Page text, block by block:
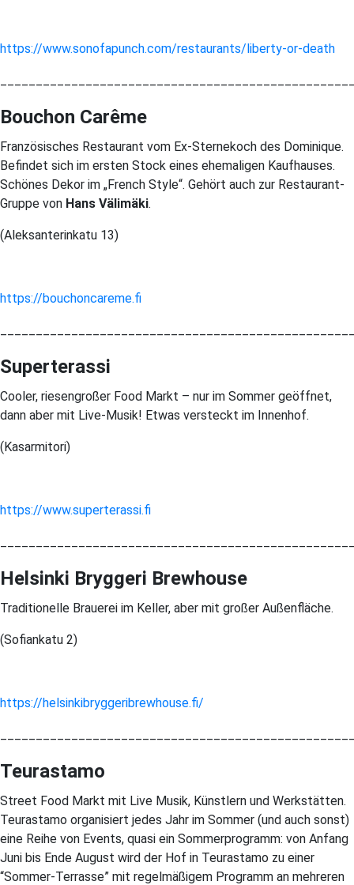
https://www.sonofapunch.com/restaurants/liberty-or-death
Bouchon Carême
Französisches Restaurant vom Ex-Sternekoch des Dominique.
Befindet sich im ersten Stock eines ehemaligen Kaufhauses.
Schönes Dekor im „French Style“. Gehört auch zur Restaurant-
Gruppe von Hans Välimäki.
(Aleksanterinkatu 13)
https://bouchoncareme.fi
Superterassi
Cooler, riesengroßer Food Markt – nur im Sommer geöffnet,
dann aber mit Live-Musik! Etwas versteckt im Innenhof.
(Kasarmitori)
https://www.superterassi.fi
Helsinki Bryggeri Brewhouse
Traditionelle Brauerei im Keller, aber mit großer Außenfläche.
(Sofiankatu 2)
https://helsinkibryggeribrewhouse.fi/
Teurastamo
Street Food Markt mit Live Musik, Künstlern und Werkstätten.
Teurastamo organisiert jedes Jahr im Sommer (und auch sonst)
eine Reihe von Events, quasi ein Sommerprogramm: von Anfang
Juni bis Ende August wird der Hof in Teurastamo zu einer
“Sommer-Terrasse” mit regelmäßigem Programm an mehreren